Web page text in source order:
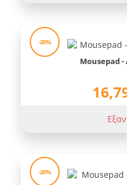
-20%
Mousepad -
-20%